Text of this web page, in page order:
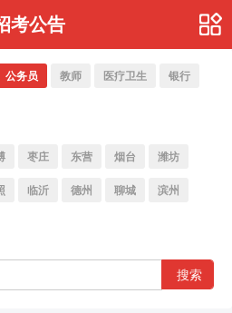
考公告
公务员 教师 医疗卫生 银行
枣庄 东营 烟台 潍坊
临沂 德州 聊城 滨州
搜索